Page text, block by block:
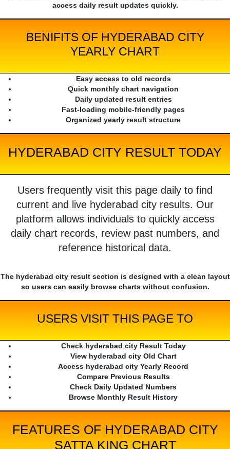
access daily result updates quickly.
BENIFITS OF HYDERABAD CITY
YEARLY CHART
Easy access to old records
Quick monthly chart navigation
Daily updated result entries
Fast-loading mobile-friendly pages
Organized yearly result structure
HYDERABAD CITY RESULT TODAY
Users frequently visit this page daily to find
current and live hyderabad city results. Our
platform allows individuals to quickly access
daily chart records, review past numbers, and
reference historical data.
The hyderabad city result section is designed with a clean layout
so users can easily browse charts without confusion.
USERS VISIT THIS PAGE TO
Check hyderabad city Result Today
View hyderabad city Old Chart
Access hyderabad city Yearly Record
Compare Previous Results
Check Daily Updated Numbers
Browse Monthly Result History
FEATURES OF HYDERABAD CITY
SATTA KING CHART